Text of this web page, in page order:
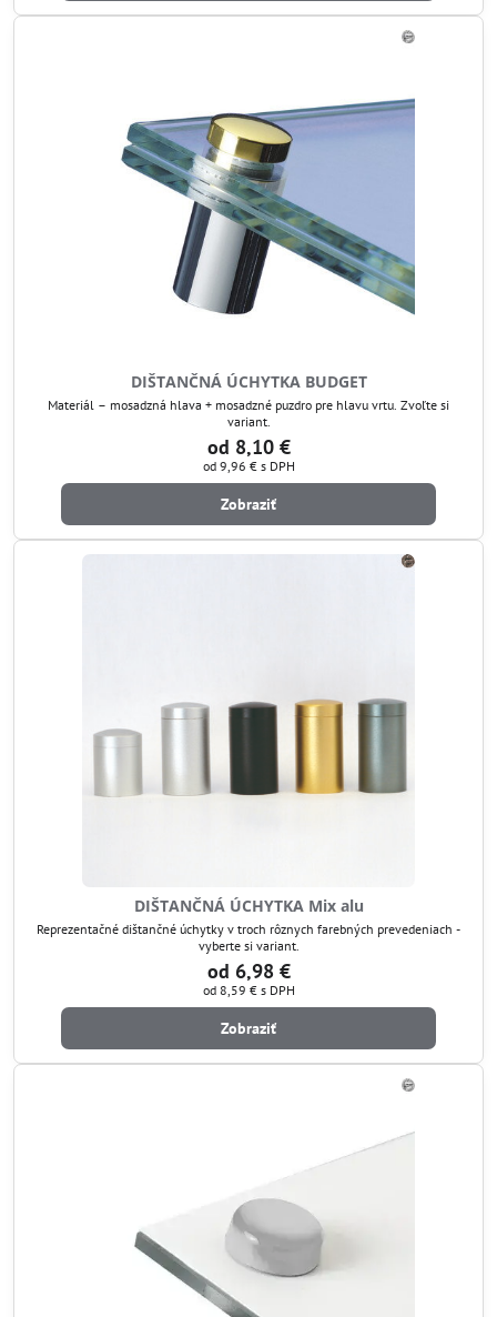
DIŠTANČNÁ ÚCHYTKA BUDGET
Materiál – mosadzná hlava + mosadzné puzdro pre hlavu vrtu. Zvoľte si
variant.
od 8,10 €
od 9,96 € s DPH
Zobraziť
DIŠTANČNÁ ÚCHYTKA Mix alu
Reprezentačné dištančné úchytky v troch rôznych farebných prevedeniach -
vyberte si variant.
od 6,98 €
od 8,59 € s DPH
Zobraziť